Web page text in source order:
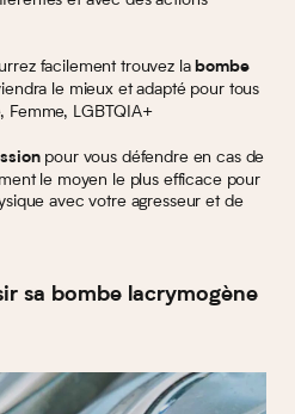
facilement trouvez la bombe
le mieux et adapté pour tous
Femme, LGBTQIA+
pour vous défendre en cas de
le moyen le plus efficace pour
avec votre agresseur et de
sa bombe lacrymogène